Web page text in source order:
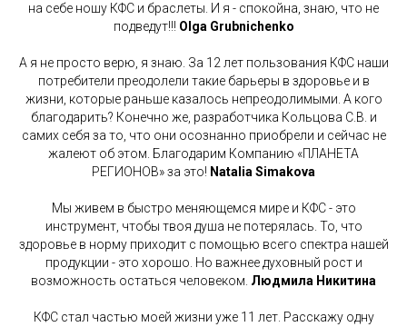
на себе ношу КФС и браслеты. И я - спокойна, знаю, что не
подведут!!! Olga Grubnichenko
А я не просто верю, я знаю. За 12 лет пользования КФС наши
потребители преодолели такие барьеры в здоровье и в
жизни, которые раньше казалось непреодолимыми. А кого
благодарить? Конечно же, разработчика Кольцова С.В. и
самих себя за то, что они осознанно приобрели и сейчас не
жалеют об этом. Благодарим Компанию «ПЛАНЕТА
РЕГИОНОВ» за это! Natalia Simakova
Мы живем в быстро меняющемся мире и КФС - это
инструмент, чтобы твоя душа не потерялась. То, что
здоровье в норму приходит с помощью всего спектра нашей
продукции - это хорошо. Но важнее духовный рост и
возможность остаться человеком. Людмила Никитина
КФС стал частью моей жизни уже 11 лет. Расскажу одну